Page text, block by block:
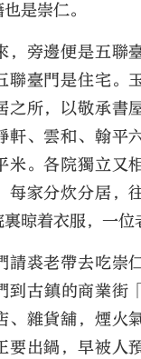
是崇仁。
，旁邊便是五聯
聯臺門是住宅。
之所，以敬承書
軒、雲和、翰平
米。各院獨立又
每家分炊分居，
晾着衣服，一位
請裘老帶去吃崇
到古鎮的商業
、雜貨舖，煙火
要出鍋，早被人